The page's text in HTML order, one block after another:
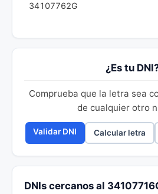
34107762G
¿Es tu
Comprueba que la letra sea
de cualquier otro
Validar DNI Calcular letra
DNIs cercanos al